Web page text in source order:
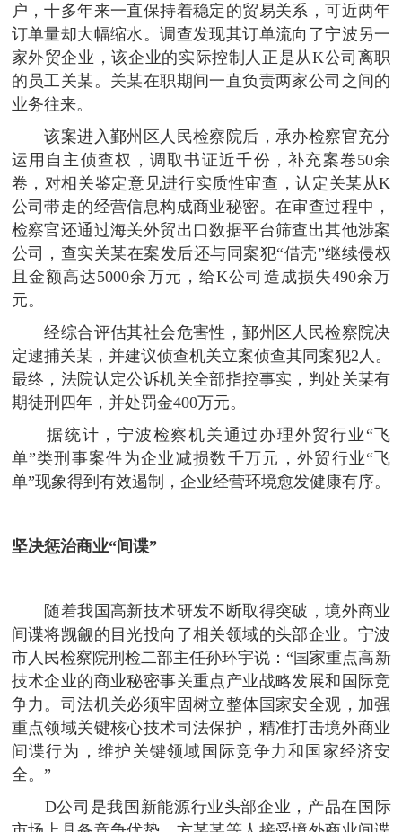
户，十多年来一直保持着稳定的贸易关系，可近两年
订单量却大幅缩水。调查发现其订单流向了宁波另一
家外贸企业，该企业的实际控制人正是从K公司离职
的员工关某。关某在职期间一直负责两家公司之间的
业务往来。
该案进入鄞州区人民检察院后，承办检察官充分
运用自主侦查权，调取书证近千份，补充案卷50余
卷，对相关鉴定意见进行实质性审查，认定关某从K
公司带走的经营信息构成商业秘密。在审查过程中，
检察官还通过海关外贸出口数据平台筛查出其他涉案
公司，查实关某在案发后还与同案犯“借壳”继续侵权
且金额高达5000余万元，给K公司造成损失490余万
元。
经综合评估其社会危害性，鄞州区人民检察院决
定逮捕关某，并建议侦查机关立案侦查其同案犯2人。
最终，法院认定公诉机关全部指控事实，判处关某有
期徒刑四年，并处罚金400万元。
据统计，宁波检察机关通过办理外贸行业“飞
单”类刑事案件为企业减损数千万元，外贸行业“飞
单”现象得到有效遏制，企业经营环境愈发健康有序。
坚决惩治商业“间谍”
随着我国高新技术研发不断取得突破，境外商业
间谍将觊觎的目光投向了相关领域的头部企业。宁波
市人民检察院刑检二部主任孙环宇说：“国家重点高新
技术企业的商业秘密事关重点产业战略发展和国际竞
争力。司法机关必须牢固树立整体国家安全观，加强
重点领域关键核心技术司法保护，精准打击境外商业
间谍行为，维护关键领域国际竞争力和国家经济安
全。”
D公司是我国新能源行业头部企业，产品在国际